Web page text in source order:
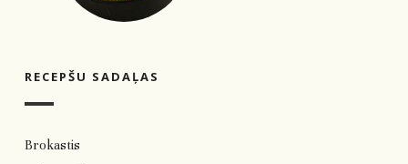
RECEPŠU SADAĻAS
Brokastis